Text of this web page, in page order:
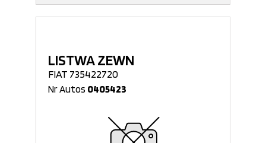
LISTWA ZEWN
FIAT 735422720
Nr Autos 0405423